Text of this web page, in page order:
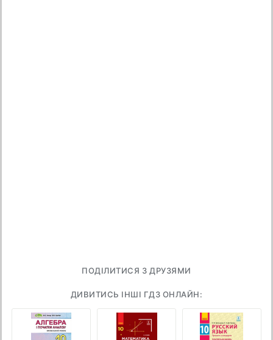
ПОДІЛИТИСЯ З ДРУЗЯМИ
ДИВИТИСЬ ІНШІ ГДЗ ОНЛАЙН: